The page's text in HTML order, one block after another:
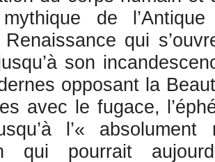
mythique de
qui
son
opposant la
avec le fugace,
l’«
qui pourrait